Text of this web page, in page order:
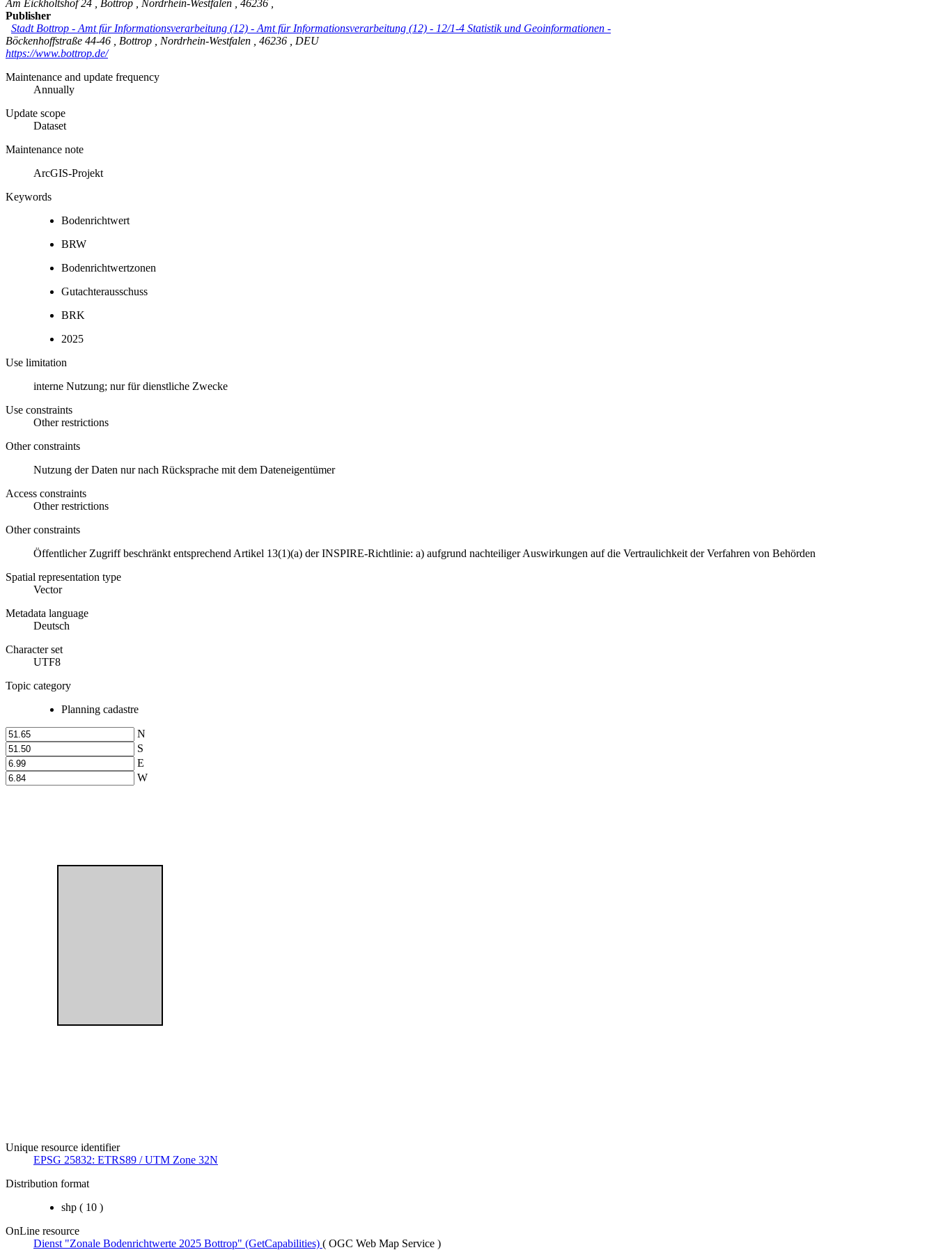
Am Eickholtshof 24
Bottrop Nordrhein-Westfalen 46236
Publisher
Stadt Bottrop - Amt für Informationsverarbeitung (12) - Amt für Informationsverarbeitung (12) - 12/1-4 Statistik und Geoinformationen -
Böckenhoffstraße 44-46
Bottrop Nordrhein-Westfalen 46236
DEU
https://www.bottrop.de/
Maintenance and update frequency
Annually
Update scope
Dataset
Maintenance note
ArcGIS-Projekt
Keywords
Bodenrichtwert
BRW
Bodenrichtwertzonen
Gutachterausschuss
BRK
2025
Use limitation
interne Nutzung; nur für dienstliche Zwecke
Use constraints
Other restrictions
Other constraints
Nutzung der Daten nur nach Rücksprache mit dem Dateneigentümer
Access constraints
Other restrictions
Other constraints
Öffentlicher Zugriff beschränkt entsprechend Artikel 13(1)(a) der INSPIRE-Richtlinie: a) aufgrund nachteiliger Auswirkungen auf die Vertraulichkeit der Verfahren von Behörden
Spatial representation type
Vector
Metadata language
Deutsch
Character set
UTF8
Topic category
Planning cadastre
N
S
E
W
Unique resource identifier
EPSG 25832: ETRS89 / UTM Zone 32N
Distribution format
shp ( 10 )
OnLine resource
Dienst "Zonale Bodenrichtwerte 2025 Bottrop" (GetCapabilities) ( OGC Web Map Service )